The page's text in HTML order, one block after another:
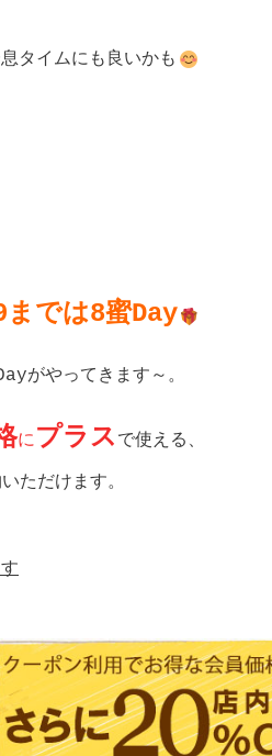
タイムにも良いかも
では8蜜Day
がやってきます～。
にプラス
ただけます。